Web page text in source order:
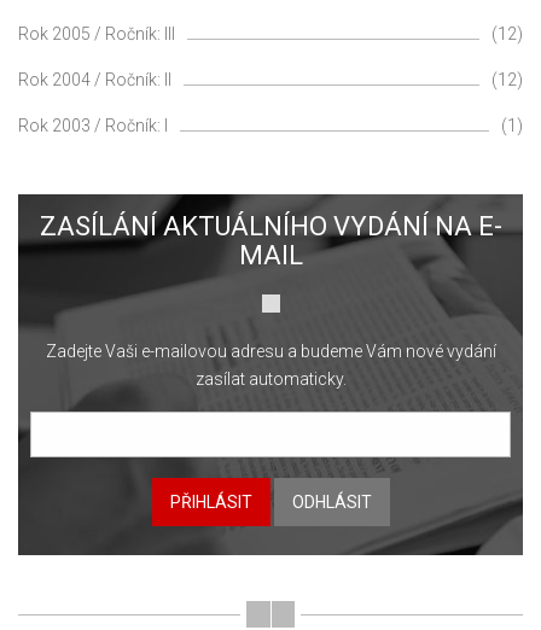
Rok 2005 / Ročník: III (12)
Rok 2004 / Ročník: II (12)
Rok 2003 / Ročník: I (1)
ZASÍLÁNÍ AKTUÁLNÍHO VYDÁNÍ NA E-
MAIL
Zadejte Vaši e-mailovou adresu a budeme Vám nové vydání
zasílat automaticky.
PŘIHLÁSIT ODHLÁSIT